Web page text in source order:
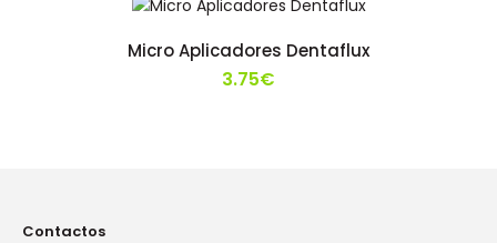
Micro Aplicadores Dentaflux
3.75€
Contactos